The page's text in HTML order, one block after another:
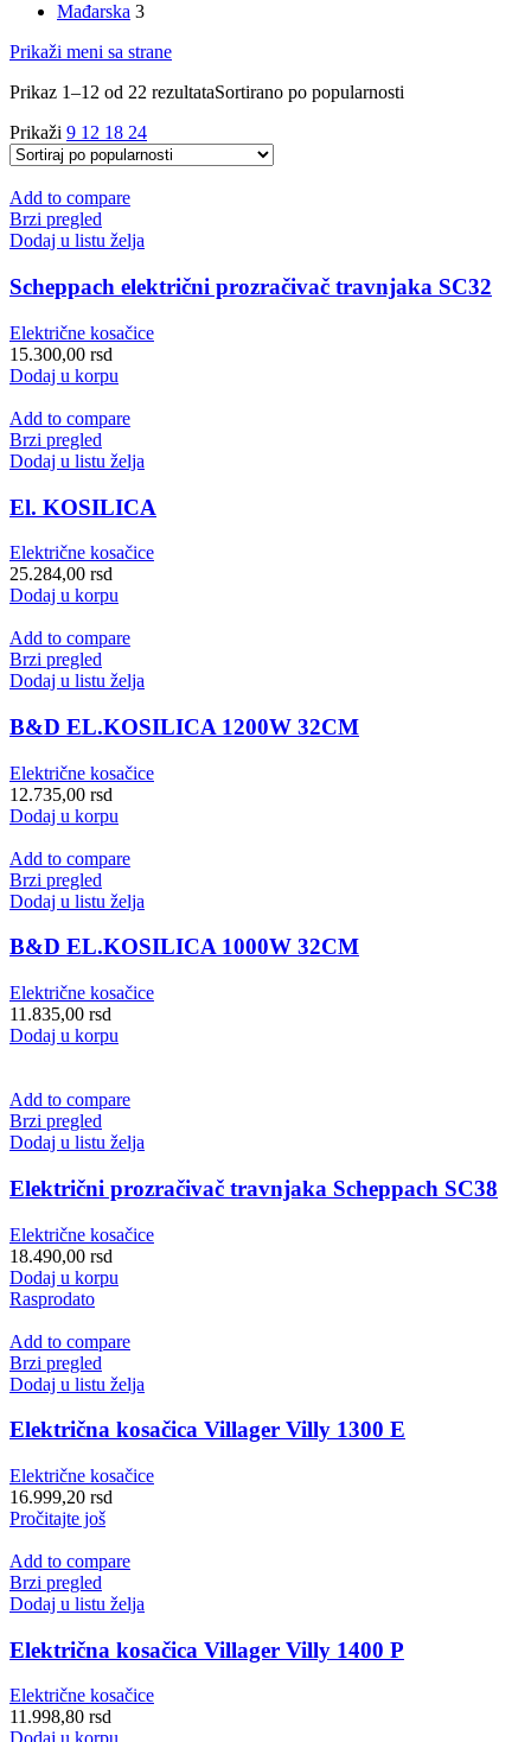
Mađarska 3
Prikaži meni sa strane
Prikaz 1–12 od 22 rezultataSortirano po popularnosti
Prikaži 9 12 18 24
Add to compare
Brzi pregled
Dodaj u listu želja
Scheppach električni prozračivač travnjaka SC32
Električne kosačice
15.300,00 rsd
Dodaj u korpu
Add to compare
Brzi pregled
Dodaj u listu želja
El. KOSILICA
Električne kosačice
25.284,00 rsd
Dodaj u korpu
Add to compare
Brzi pregled
Dodaj u listu želja
B&D EL.KOSILICA 1200W 32CM
Električne kosačice
12.735,00 rsd
Dodaj u korpu
Add to compare
Brzi pregled
Dodaj u listu želja
B&D EL.KOSILICA 1000W 32CM
Električne kosačice
11.835,00 rsd
Dodaj u korpu
Add to compare
Brzi pregled
Dodaj u listu želja
Električni prozračivač travnjaka Scheppach SC38
Električne kosačice
18.490,00 rsd
Dodaj u korpu
Rasprodato
Add to compare
Brzi pregled
Dodaj u listu želja
Električna kosačica Villager Villy 1300 E
Električne kosačice
16.999,20 rsd
Pročitajte još
Add to compare
Brzi pregled
Dodaj u listu želja
Električna kosačica Villager Villy 1400 P
Električne kosačice
11.998,80 rsd